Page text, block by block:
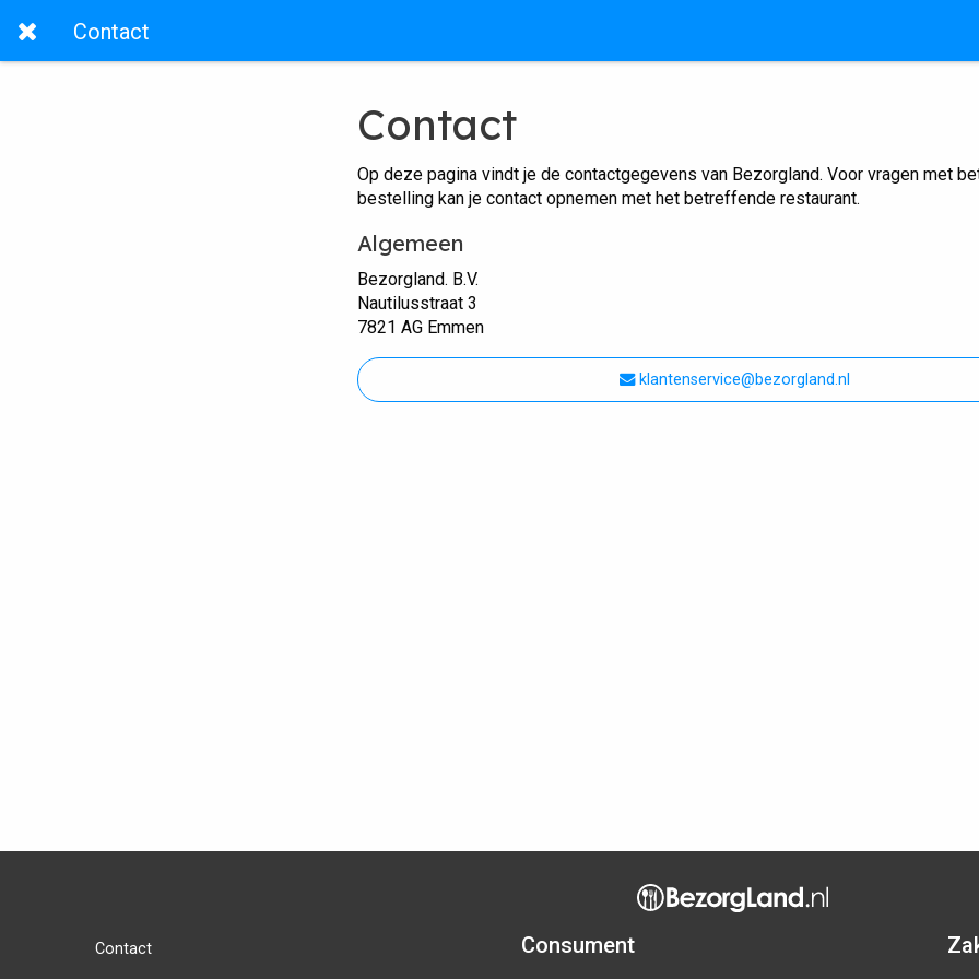
Contact
Contact
Op deze pagina vindt je de contactgegevens van Bezorgland. Voor vragen met
bestelling kan je contact opnemen met het betreffende restaurant.
Algemeen
Bezorgland. B.V.
Nautilusstraat 3
7821 AG Emmen
klantenservice@bezorgland.nl
Contact Consument